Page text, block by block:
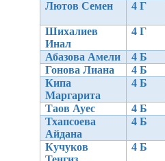
Лютов Семен
4 Г
Шихалиев
Инал
4 Г
Абазова Амели
4 Б
Гонова Лиана
4 Б
Кипа
Маргарита
4 Б
Таов Ауес 4 Б
Тхапсоева
Айдана
4 Б
Кучуков
4 Б